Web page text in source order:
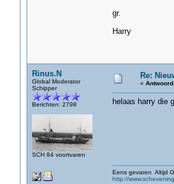
gr.
Harry
Rinus.N
Global Moderator
Schipper
Berichten: 2798
SCH 84 voortvaren
Re:
«
helaas harry die
Eens gevaren Altijd
http://